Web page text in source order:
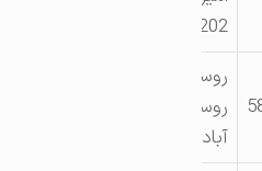
روستای هنامه
روستای رحیم